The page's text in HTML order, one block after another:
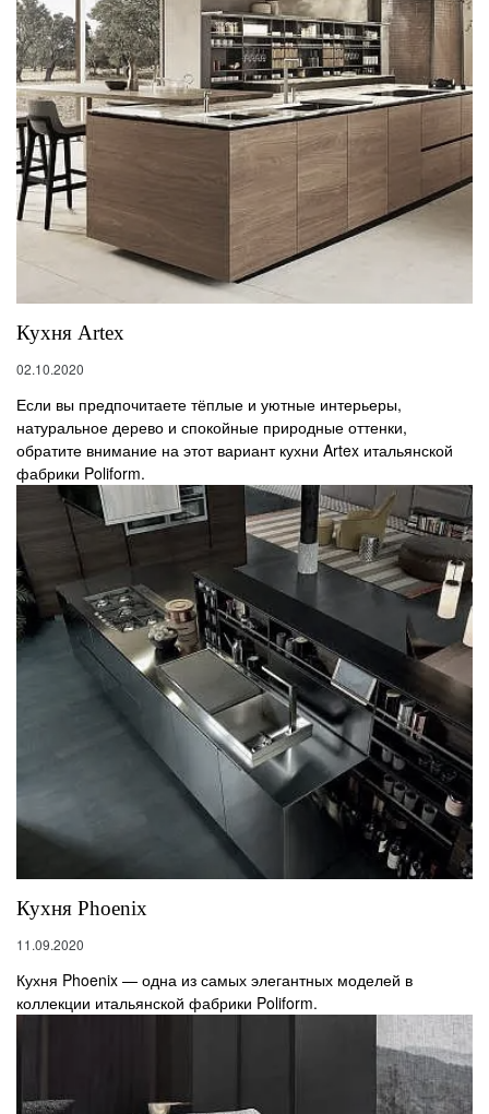
Кухня Artex
02.10.2020
Если вы предпочитаете тёплые и уютные интерьеры,
натуральное дерево и спокойные природные оттенки,
обратите внимание на этот вариант кухни Artex итальянской
фабрики Poliform.
Кухня Phoenix
11.09.2020
Кухня Phoenix — одна из самых элегантных моделей в
коллекции итальянской фабрики Poliform.